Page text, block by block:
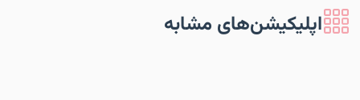
اپلیکیشن‌های مشابه